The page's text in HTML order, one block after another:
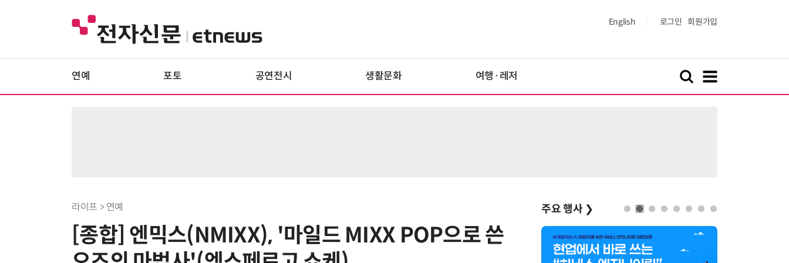
English 로그인 회원가입
연예 포토 공연전시 생활문화 여행·레저
라이프 > 연예
[종합] 엔믹스(NMIXX), '마일드 MIXX POP으로 쓴
주요 행사 ❯